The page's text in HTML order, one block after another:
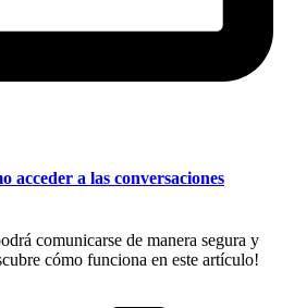
acceder a las conversaciones
comunicarse de manera segura y
cómo funciona en este artículo!